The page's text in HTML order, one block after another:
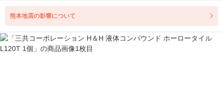
熊本地震の影響について